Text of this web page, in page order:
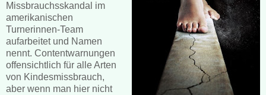
Missbrauchsskandal im
amerikanischen
Turnerinnen-Team
aufarbeitet und Namen
nennt. Contentwarnungen
offensichtlich für alle Arten
von Kindesmissbrauch,
aber wenn man hier nicht